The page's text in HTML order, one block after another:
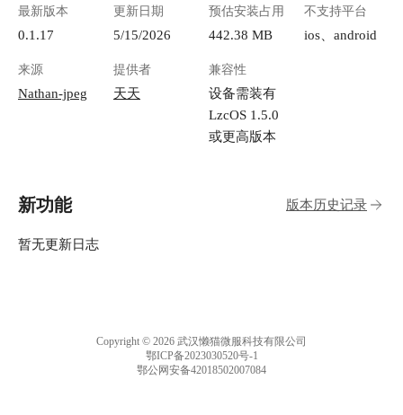
最新版本
0.1.17
更新日期
5/15/2026
预估安装占用
442.38 MB
不支持平台
ios、android
来源
Nathan-jpeg
提供者
天天
兼容性
设备需装有
LzcOS 1.5.0
或更高版本
新功能 版本历史记录
暂无更新日志
Copyright © 2026 武汉懒猫微服科技有限公司
鄂ICP备2023030520号-1
鄂公网安备42018502007084